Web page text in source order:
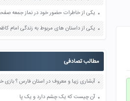
مطالب تصادفی
آن چیست که یک چشم دارد و یک پا